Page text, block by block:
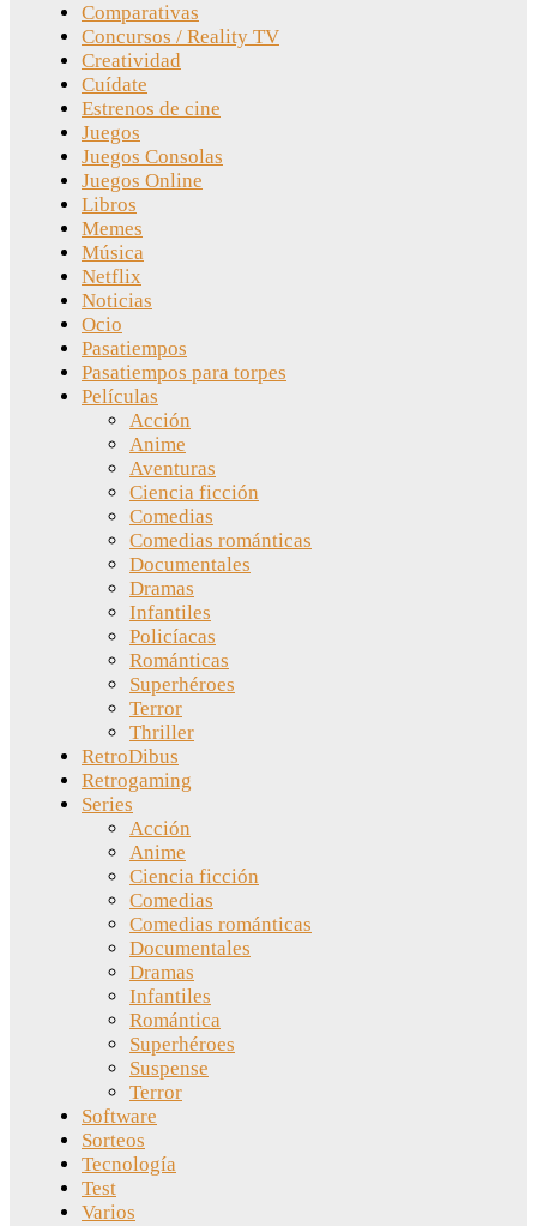
Comparativas
Concursos / Reality TV
Creatividad
Cuídate
Estrenos de cine
Juegos
Juegos Consolas
Juegos Online
Libros
Memes
Música
Netflix
Noticias
Ocio
Pasatiempos
Pasatiempos para torpes
Películas
Acción
Anime
Aventuras
Ciencia ficción
Comedias
Comedias románticas
Documentales
Dramas
Infantiles
Policíacas
Románticas
Superhéroes
Terror
Thriller
RetroDibus
Retrogaming
Series
Acción
Anime
Ciencia ficción
Comedias
Comedias románticas
Documentales
Dramas
Infantiles
Romántica
Superhéroes
Suspense
Terror
Software
Sorteos
Tecnología
Test
Varios